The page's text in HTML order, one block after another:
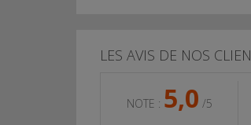
LES AVIS DE NOS
NOTE : 5,0 /5